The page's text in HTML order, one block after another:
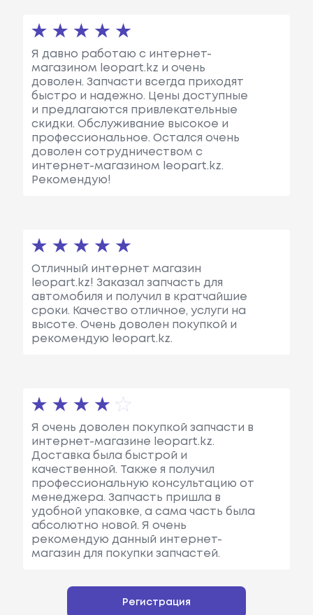
Я давно работаю с интернет-
магазином leopart.kz и очень
доволен. Запчасти всегда приходят
быстро и надежно. Цены доступные
и предлагаются привлекательные
скидки. Обслуживание высокое и
профессиональное. Остался очень
доволен сотрудничеством с
интернет-магазином leopart.kz.
Рекомендую!
Отличный интернет магазин
leopart.kz! Заказал запчасть для
автомобиля и получил в кратчайшие
сроки. Качество отличное, услуги на
высоте. Очень доволен покупкой и
рекомендую leopart.kz.
Я очень доволен покупкой запчасти в
интернет-магазине leopart.kz.
Доставка была быстрой и
качественной. Также я получил
профессиональную консультацию от
менеджера. Запчасть пришла в
удобной упаковке, а сама часть была
абсолютно новой. Я очень
рекомендую данный интернет-
магазин для покупки запчастей.
Регистрация